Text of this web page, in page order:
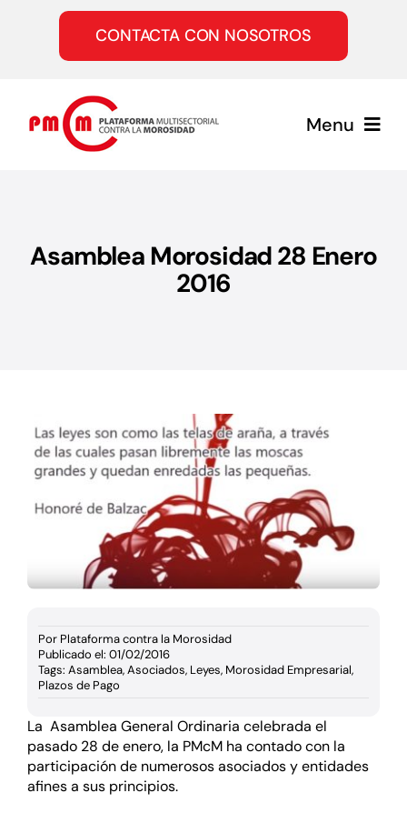
contenido
CONTACTA CON NOSOTROS
Menu
Quiénes somos
Documentación
Agenda
Prensa
Blog
Asamblea Morosidad 28 Enero
2016
Por Plataforma contra la Morosidad
Publicado el: 01/02/2016
Tags: Asamblea,Asociados, Leyes, Morosidad Empresarial,
Plazos de Pago
La Asamblea General Ordinaria celebrada el
pasado 28 de enero, la PMcM ha contado con la
participación de numerosos asociados y entidades
afines a sus principios.